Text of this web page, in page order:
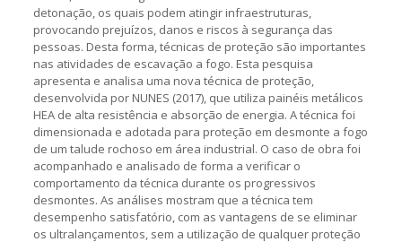
detonação, os quais podem atingir infraestruturas,
provocando prejuízos, danos e riscos à segurança das
pessoas. Desta forma, técnicas de proteção são importantes
nas atividades de escavação a fogo. Esta pesquisa
apresenta e analisa uma nova técnica de proteção,
desenvolvida por NUNES (2017), que utiliza painéis metálicos
HEA de alta resistência e absorção de energia. A técnica foi
dimensionada e adotada para proteção em desmonte a fogo
de um talude rochoso em área industrial. O caso de obra foi
acompanhado e analisado de forma a verificar o
comportamento da técnica durante os progressivos
desmontes. As análises mostram que a técnica tem
desempenho satisfatório, com as vantagens de se eliminar
os ultralançamentos, sem a utilização de qualquer proteção